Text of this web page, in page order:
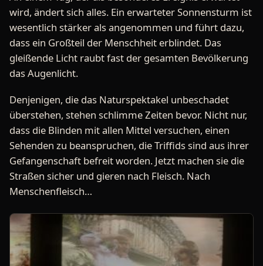
wird, ändert sich alles. Ein erwarteter Sonnensturm ist
wesentlich stärker als angenommen und führt dazu,
dass ein Großteil der Menschheit erblindet. Das
gleißende Licht raubt fast der gesamten Bevölkerung
das Augenlicht.
Denjenigen, die das Naturspektakel unbeschadet
überstehen, stehen schlimme Zeiten bevor. Nicht nur,
dass die Blinden mit allen Mittel versuchen, einen
Sehenden zu beanspruchen, die Triffids sind aus ihrer
Gefangenschaft befreit worden. Jetzt machen sie die
Straßen sicher und gieren nach Fleisch. Nach
Menschenfleisch…